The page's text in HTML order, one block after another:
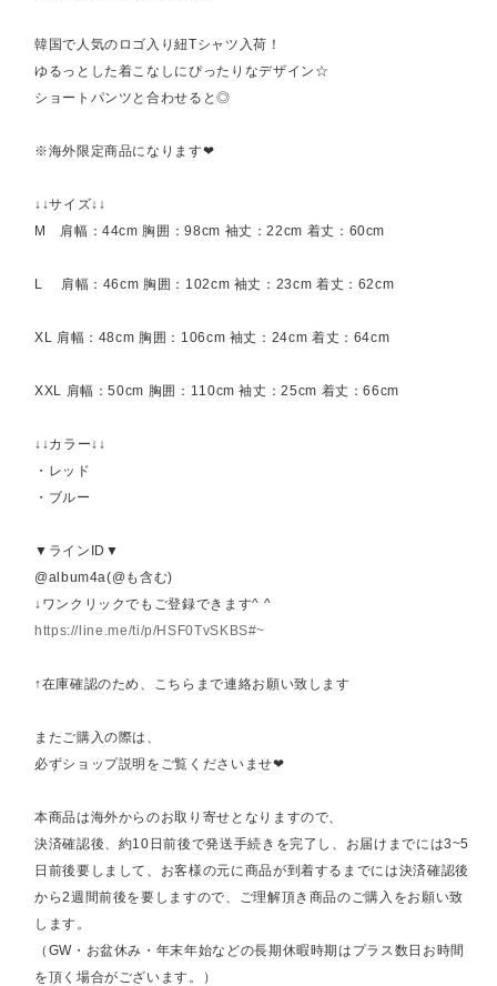
韓国で人気のロゴ入り紐Tシャツ入荷！
ゆるっとした着こなしにぴったりなデザイン☆
ショートパンツと合わせると◎
※海外限定商品になります❤︎
↓↓サイズ↓↓
M 肩幅：44cm 胸囲：98cm 袖丈：22cm 着丈：60cm
L 肩幅：46cm 胸囲：102cm 袖丈：23cm 着丈：62cm
XL 肩幅：48cm 胸囲：106cm 袖丈：24cm 着丈：64cm
XXL 肩幅：50cm 胸囲：110cm 袖丈：25cm 着丈：66cm
↓↓カラー↓↓
・レッド
・ブルー
▼ラインID▼
@album4a(@も含む)
↓ワンクリックでもご登録できます^ ^
https://line.me/ti/p/HSF0TvSKBS#~
↑在庫確認のため、こちらまで連絡お願い致します
またご購入の際は、
必ずショップ説明をご覧くださいませ❤︎
本商品は海外からのお取り寄せとなりますので、
決済確認後、約10日前後で発送手続きを完了し、お届けまでには3~5
日前後要しまして、お客様の元に商品が到着するまでには決済確認後
から2週間前後を要しますので、ご理解頂き商品のご購入をお願い致
します。
（GW・お盆休み・年末年始などの長期休暇時期はプラス数日お時間
を頂く場合がございます。）